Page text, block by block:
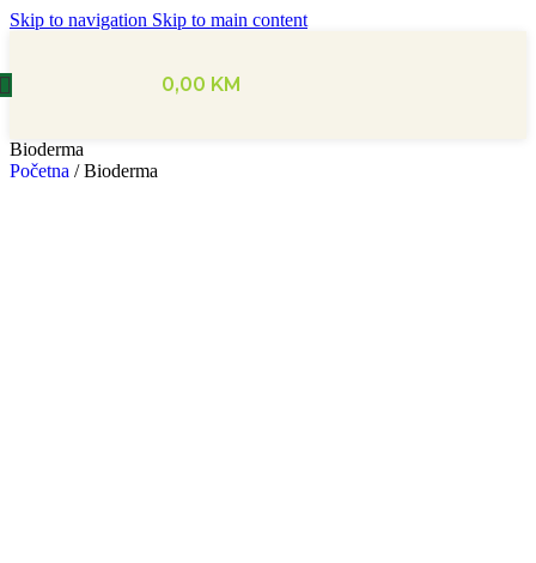
Skip to navigation Skip to main content
0,00 KM
Bioderma
Početna / Bioderma